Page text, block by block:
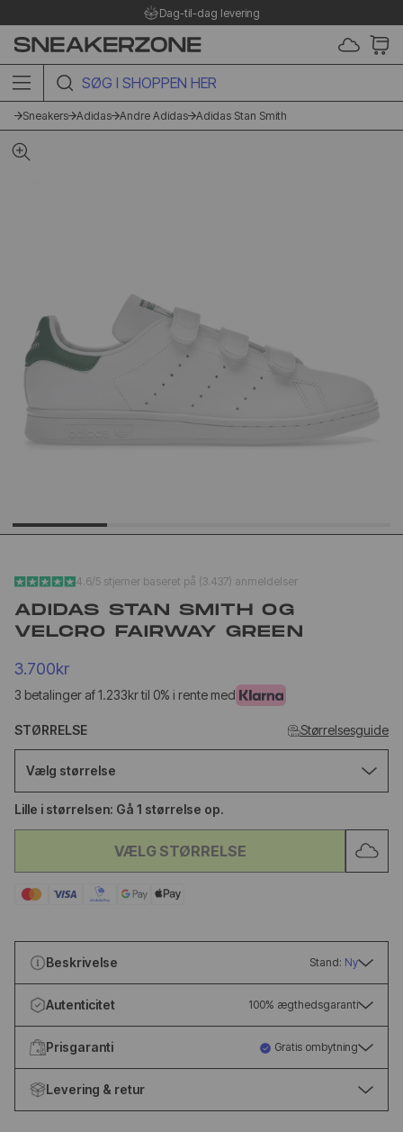
SØG I SHOPPEN HER
499kr650kr
Sneakers Adidas Andre Adidas Adidas Stan Smith
4.6/5 stjerner baseret på (3.437) anmeldelser
ADIDAS STAN SMITH OG
VELCRO FAIRWAY GREEN
3.700kr
3 betalinger af 1.233kr til 0% i rente med
STØRRELSE Størrelsesguide
Vælg størrelse
Lille i størrelsen: Gå 1 størrelse op.
VÆLG STØRRELSE
Beskrivelse Stand: Ny
Autenticitet 100% ægthedsgaranti
Prisgaranti Gratis ombytning
Levering & retur